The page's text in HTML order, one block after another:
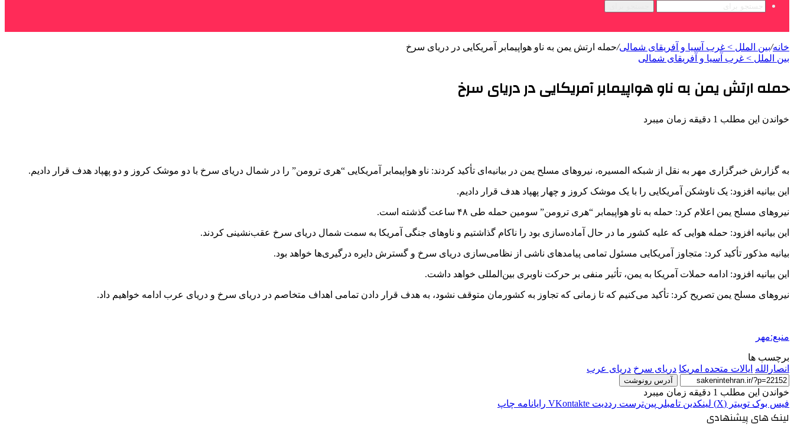
خانه/بین الملل > غرب آسیا و آفریقای شمالی/حمله ارتش یمن به ناو هواپیمابر آمریکایی در دریای سرخ
بین الملل > غرب آسیا و آفریقای شمالی
حمله ارتش یمن به ناو هواپیمابر آمریکایی در دریای سرخ
خواندن این مطلب 1 دقیقه زمان میبرد
به گزارش خبرگزاری مهر به نقل از شبکه المسیره، نیروهای مسلح یمن در بیانیه‌ای تأکید کردند: ناو هواپیمابر آمریکایی “هری ترومن” را در شمال دریای سرخ با دو موشک کروز و دو پهپاد هدف قرار دادیم.
این بیانیه افزود: یک ناوشکن آمریکایی را با یک موشک کروز و چهار پهپاد هدف قرار دادیم.
نیروهای مسلح یمن اعلام کرد: حمله به ناو هواپیمابر “هری ترومن” سومین حمله طی ۴۸ ساعت گذشته است.
این بیانیه افزود: حمله هوایی که علیه کشور ما در حال آماده‌سازی بود را ناکام گذاشتیم و ناوهای جنگی آمریکا به سمت شمال دریای سرخ عقب‌نشینی کردند.
بیانیه مذکور تأکید کرد: متجاوز آمریکایی مسئول تمامی پیامدهای ناشی از نظامی‌سازی دریای سرخ و گسترش دایره درگیری‌ها خواهد بود.
این بیانیه افزود: ادامه حملات آمریکا به یمن، تأثیر منفی بر حرکت ناوبری بین‌المللی خواهد داشت.
نیروهای مسلح یمن تصریح کرد: تأکید می‌کنیم که تا زمانی که تجاوز به کشورمان متوقف نشود، به هدف قرار دادن تمامی اهداف متخاصم در دریای سرخ و دریای عرب ادامه خواهیم داد.
منبع:مهر
برچسب ها
انصارالله ایالات متحده امریکا دریای سرخ دریای عرب
آدرس رونوشت
خواندن این مطلب 1 دقیقه زمان میبرد
فیس بوک توییتر (X) لینکدین ‫تامبلر ‫پین‌ترست ‫رددیت ‫VKontakte رایانامه چاپ
لینک های پیشنهادی